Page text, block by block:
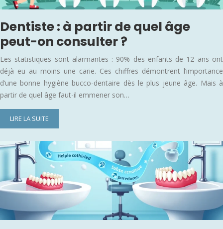
Dentiste : à partir de quel âge
peut-on consulter ?
Les statistiques sont alarmantes : 90% des enfants de 12 ans ont
déjà eu au moins une carie. Ces chiffres démontrent l’importance
d’une bonne hygiène bucco-dentaire dès le plus jeune âge. Mais à
partir de quel âge faut-il emmener son…
LIRE LA SUITE